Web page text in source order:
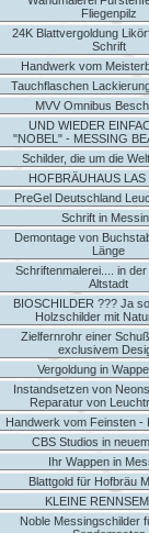
Fliegenpilz
24K Blattvergoldung
Schrift
Handwerk vom
Tauchflaschen
MVV Omnibus
UND WIEDER
"NOBEL" - MESSING
Schilder, die um die Welt
HOFBRÄUHAUS LAS
PreGel Deutschland
Schrift in
Demontage von
Länge
Schriftenmalerei.... in
Altstadt
BIOSCHILDER ??? Ja
Holzschilder mit
Zielfernrohr einer
exclusivem
Vergoldung in
Instandsetzen von
Reparatur von
Handwerk vom Feinsten -
CBS Studios in
Ihr Wappen in
Blattgold für Hofbräu
KLEINE
Noble Messingschilder